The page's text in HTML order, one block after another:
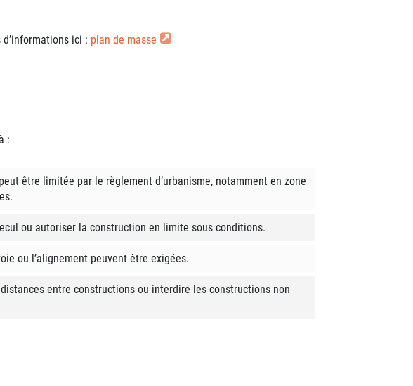
ici : plan de masse
:
être limitée par le règlement d’urbanisme, notamment en zone
ou autoriser la construction en limite sous conditions.
ou l’alignement peuvent être exigées.
entre constructions ou interdire les constructions non